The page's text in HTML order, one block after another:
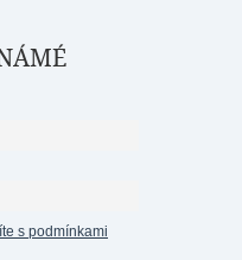
s podmínkami